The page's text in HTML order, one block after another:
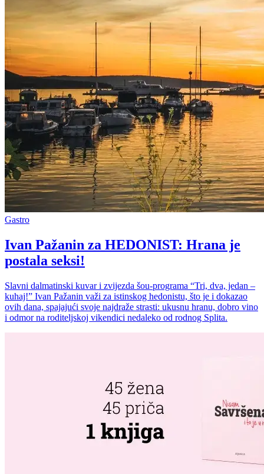
Gastro
Ivan Pažanin za HEDONIST: Hrana je
postala seksi!
Slavni dalmatinski kuvar i zvijezda šou-programa “Tri, dva, jedan –
kuhaj!” Ivan Pažanin važi za istinskog hedonistu, što je i dokazao
ovih dana, spajajući svoje najdraže strasti: ukusnu hranu, dobro vino
i odmor na roditeljskoj vikendici nedaleko od rodnog Splita.